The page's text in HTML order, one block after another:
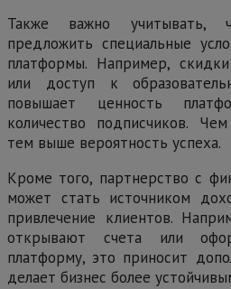
Также важно учитывать,
предложить специальные
платформы. Например,
или доступ к
повышает ценность
количество подписчиков.
тем выше вероятность успеха.
Кроме того, партнерство с
может стать источником
привлечение клиентов.
открывают счета или
платформу, это приносит
делает бизнес более